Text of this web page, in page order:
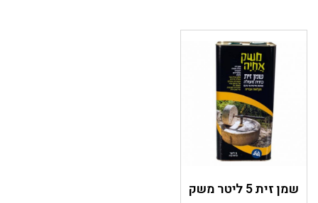
שמן זית 5 ליטר משק